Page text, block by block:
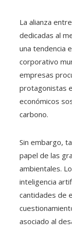
La alianza
dedicadas al
una tendencia
corporativo
empresas
protagonistas
económicos
carbono.
Sin embargo,
papel de las
ambientales.
inteligencia
cantidades de
asociado al